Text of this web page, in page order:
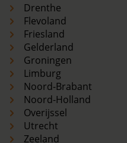
Drenthe
Flevoland
Friesland
Gelderland
Groningen
Limburg
Noord-Brabant
Noord-Holland
Overijssel
Utrecht
Zeeland